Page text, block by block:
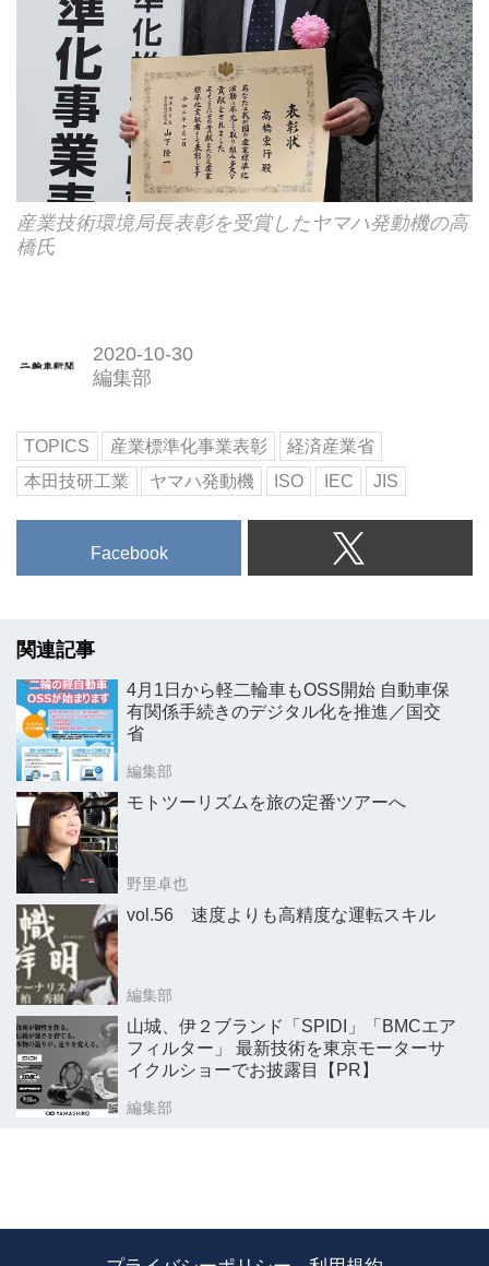
産業技術環境局長表彰を受賞したヤマハ発動機の高
橋氏
2020-10-30
編集部
TOPICS 産業標準化事業表彰
経済産業省
本田技研工業
ヤマハ発動機 ISO IEC JIS
Facebook
関連記事
4月1日から軽二輪車もOSS開始 自動車保
有関係手続きのデジタル化を推進／国交
省
編集部
モトツーリズムを旅の定番ツアーへ
野里卓也
vol.56 速度よりも高精度な運転スキル
編集部
山城、伊２ブランド「SPIDI」「BMCエア
フィルター」 最新技術を東京モーターサ
イクルショーでお披露目【PR】
編集部